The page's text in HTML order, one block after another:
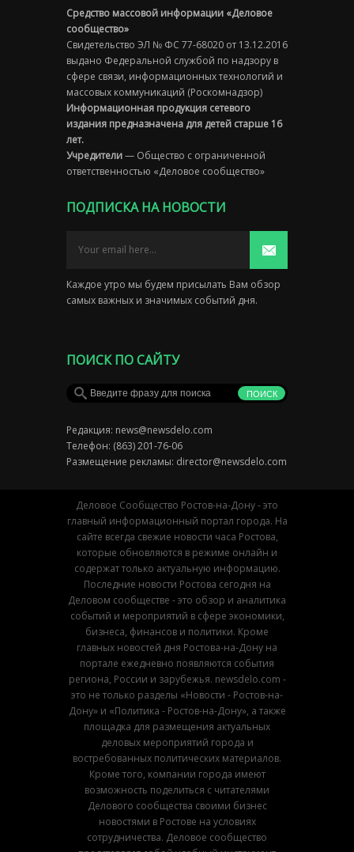
Средство массовой информации «Деловое
сообщество»
Свидетельство ЭЛ № ФС 77-68020 от 13.12.2016
выдано Федеральной службой по надзору в
сфере связи, информационных технологий и
массовых коммуникаций (Роскомнадзор)
Информационная продукция сетевого
издания предназначена для детей старше 16
лет.
Учредители— Общество с ограниченной
ответственностью «Деловое сообщество»
ПОДПИСКА НА НОВОСТИ
Каждое утро мы будем присылать Вам обзор
самых важных и значимых событий дня.
ПОИСК ПО САЙТУ
Редакция: news@newsdelo.com
Телефон: (863) 201-76-06
Размещение рекламы: director@newsdelo.com
Деловое Сообщество Ростов-на-Дону - это
главный информационный портал города. На
сайте всегда свежие новости часа Ростова,
которые обновляются в режиме онлайн и
содержат только актуальную информацию.
Последние новости Ростова сегодня на
Деловом сообществе - это обзор и аналитика
событий и мероприятий в сфере экономики,
бизнеса, финансов и политики. Кроме
главных новостей дня Ростова-на-Дону на
портале ежедневно появляются события
региона, России и зарубежья. newsdelo.com -
это не только разделы «Новости - Ростов-на-
Дону» и «Политика - Ростов-на-Дону», а также
площадка для размещения актуальных
деловых мероприятий города и
востребованных политических материалов.
Кроме того, компании города имеют
возможность поделиться с читателями
Делового сообщества своими бизнес
новостями в Ростове на условиях
сотрудничества. Деловое сообщество